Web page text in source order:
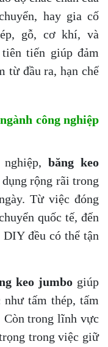
hay gia cố
gỗ, cơ khí, và
tiến giúp đảm
từ đầu ra, hạn chế
công nghiệp
nghiệp,băng keo
rộng rãi trong
Từ việc đóng
quốc tế, đến
đều có thể tận
keo jumbo giúp
tấm thép, tấm
Còn trong lĩnh vực
trong việc giữ